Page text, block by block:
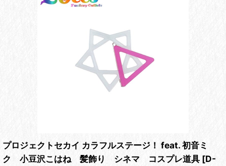
プロジェクトセカイ カラフルステージ！ feat. 初音ミ
ク 小豆沢こはね 髪飾り シネマ コスプレ道具 [D-